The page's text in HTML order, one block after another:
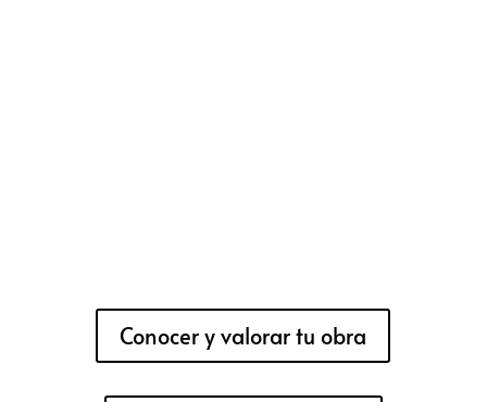
Conocer y valorar tu obra